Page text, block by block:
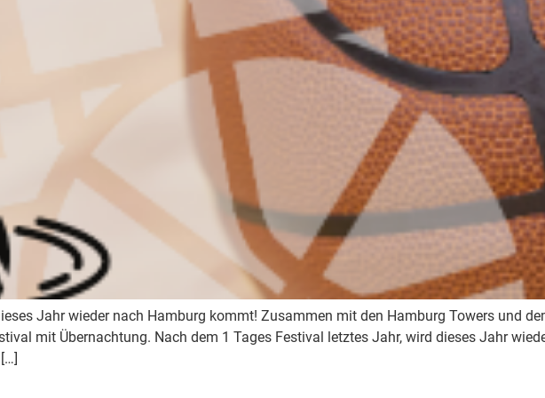
Jahr wieder nach Hamburg kommt! Zusammen mit den Hamburg Towers und
mit Übernachtung. Nach dem 1 Tages Festival letztes Jahr, wird dieses Jahr